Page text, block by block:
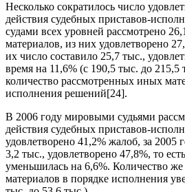
Несколько сократилось число
действия судебных приставов-
судами всех уровней рассмотрено
материалов, из них удовлетворено
их число составило 25,7 тыс.,
время на 11,6% (с 190,5 тыс. до 215,5
количество рассмотренных иных
исполнения решений[24].
В 2006 году мировыми судьями
действия судебных приставов-
удовлетворено 41,2% жалоб, за 2005
3,2 тыс., удовлетворено 47,8%, то
уменьшилась на 6,6%. Количество
материалов в порядке исполнения